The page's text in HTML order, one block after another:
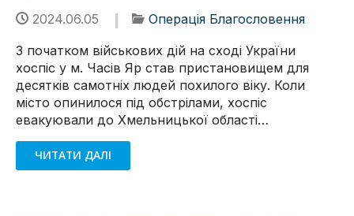
2024.06.05
Операція Благословення
З початком військових дій на сході України
хоспіс у м. Часів Яр став пристановищем для
десятків самотніх людей похилого віку. Коли
місто опинилося під обстрілами, хоспіс
евакуювали до Хмельницької області…
ЧИТАТИ ДАЛІ